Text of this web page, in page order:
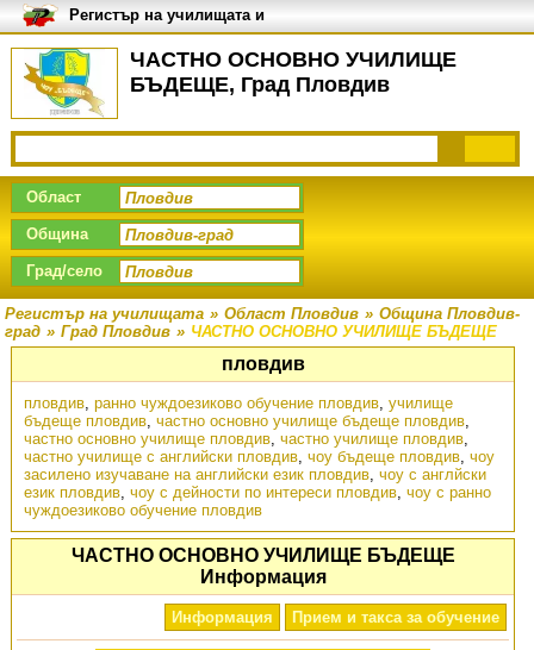
ЧАСТНО ОСНОВНО УЧИЛИЩЕ
БЪДЕЩЕ, Град Пловдив
Регистър на училищата и
университетите в България
Област
Община
Град/село
Регистър на училищата » Област Пловдив » Община Пловдив-
град » Град Пловдив » ЧАСТНО ОСНОВНО УЧИЛИЩЕ БЪДЕЩЕ
пловдив
пловдив, ранно чуждоезиково обучение пловдив, училище
бъдеще пловдив, частно основно училище бъдеще пловдив,
частно основно училище пловдив, частно училище пловдив,
частно училище с английски пловдив, чоу бъдеще пловдив, чоу
засилено изучаване на английски език пловдив, чоу с англйски
език пловдив, чоу с дейности по интереси пловдив, чоу с ранно
чуждоезиково обучение пловдив
ЧАСТНО ОСНОВНО УЧИЛИЩЕ БЪДЕЩЕ
Информация
Информация Прием и такса за обучение